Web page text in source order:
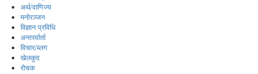
अर्थ/वाणिज्य
मनाेरञ्जन
विज्ञान प्रविधि
अन्तरर्वार्ता
विचार/ब्लग
खेलकुद
रोचक